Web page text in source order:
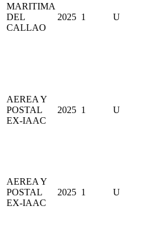
MARITIMA
DEL
CALLAO
2025 1 U
AEREA Y
POSTAL
EX-IAAC
2025 1 U
AEREA Y
POSTAL
EX-IAAC
2025 1 U